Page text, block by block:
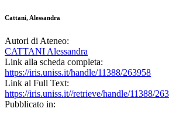
Cattani, Alessandra
Autori di Ateneo:
CATTANI Alessandra
Link alla scheda completa:
https://iris.uniss.it/handle/11388/263958
Link al Full Text:
https://iris.uniss.it//retrieve/handle/11388/
Pubblicato in: